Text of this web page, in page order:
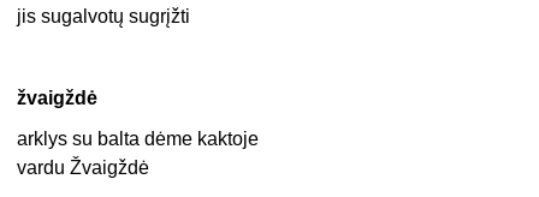
jis sugalvotų sugrįžti
žvaigždė
arklys su balta dėme kaktoje
vardu Žvaigždė